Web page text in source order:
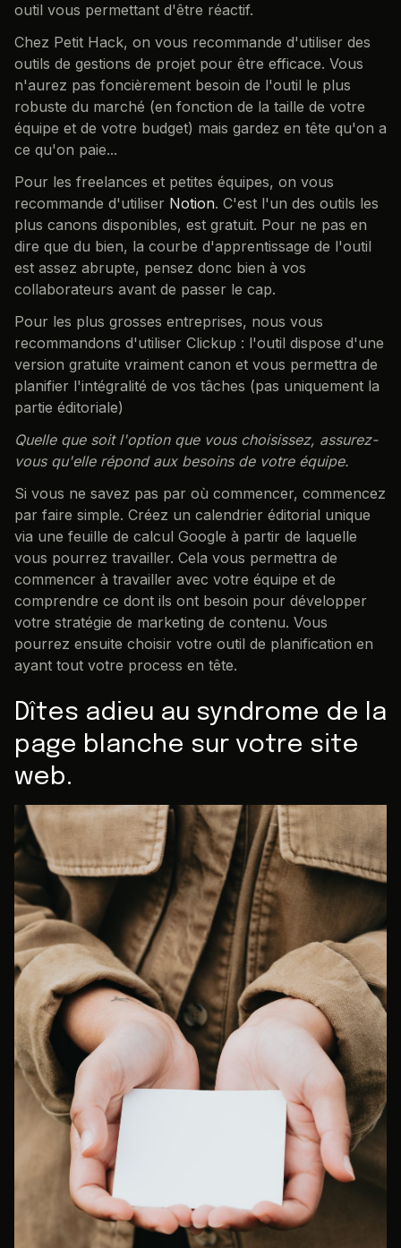
outil vous permettant d'être réactif.
Chez Petit Hack, on vous recommande d'utiliser des
outils de gestions de projet pour être efficace. Vous
n'aurez pas foncièrement besoin de l'outil le plus
robuste du marché (en fonction de la taille de votre
équipe et de votre budget) mais gardez en tête qu'on a
ce qu'on paie...
Pour les freelances et petites équipes, on vous
recommande d'utiliser Notion. C'est l'un des outils les
plus canons disponibles, est gratuit. Pour ne pas en
dire que du bien, la courbe d'apprentissage de l'outil
est assez abrupte, pensez donc bien à vos
collaborateurs avant de passer le cap.
Pour les plus grosses entreprises, nous vous
recommandons d'utiliser Clickup : l'outil dispose d'une
version gratuite vraiment canon et vous permettra de
planifier l'intégralité de vos tâches (pas uniquement la
partie éditoriale)
Quelle que soit l'option que vous choisissez, assurez-
vous qu'elle répond aux besoins de votre équipe.
Si vous ne savez pas par où commencer, commencez
par faire simple. Créez un calendrier éditorial unique
via une feuille de calcul Google à partir de laquelle
vous pourrez travailler. Cela vous permettra de
commencer à travailler avec votre équipe et de
comprendre ce dont ils ont besoin pour développer
votre stratégie de marketing de contenu. Vous
pourrez ensuite choisir votre outil de planification en
ayant tout votre process en tête.
Dîtes adieu au syndrome de la
page blanche sur votre site
web.